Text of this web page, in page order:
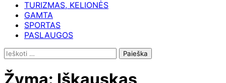
TURIZMAS, KELIONĖS
GAMTA
SPORTAS
PASLAUGOS
Ieškoti: